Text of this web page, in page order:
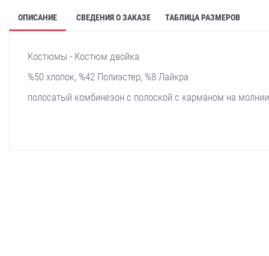
ОПИСАНИЕ СВЕДЕНИЯ О ЗАКАЗЕ ТАБЛИЦА РАЗМЕРОВ
Костюмы - Костюм двойка
%50 хлопок, %42 Полиэстер, %8 Лайкра
полосатый комбинезон с полоской с карманом на молнии